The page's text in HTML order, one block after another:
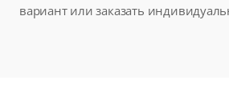
вариант или заказать